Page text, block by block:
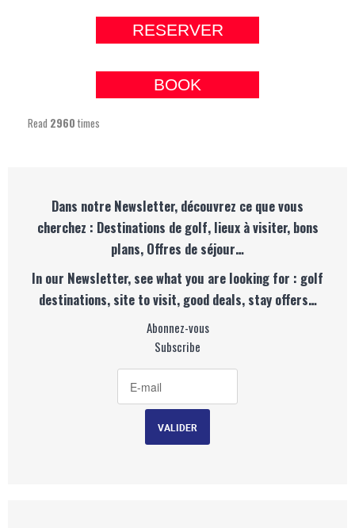
RESERVER
BOOK
Read 2960 times
Dans notre Newsletter, découvrez ce que vous
cherchez : Destinations de golf, lieux à visiter, bons
plans, Offres de séjour…
In our Newsletter, see what you are looking for : golf
destinations, site to visit, good deals, stay offers…
Abonnez-vous
Subscribe